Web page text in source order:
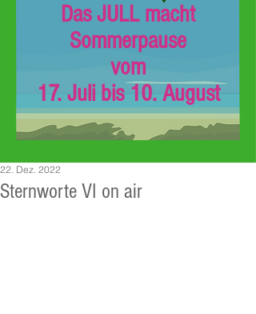
Das JULL macht
Sommerpause
vom
17. Juli bis 10. August
Sternworte VI on air
22. Dez. 2022